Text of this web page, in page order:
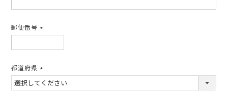
須)
郵便番号
須)
都道府県
(必
須)